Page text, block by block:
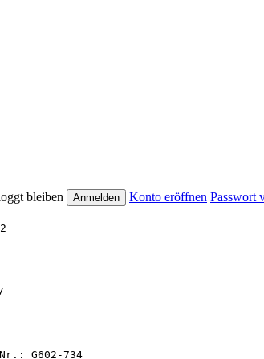
bleiben Konto eröffnen Passwort
G602-734